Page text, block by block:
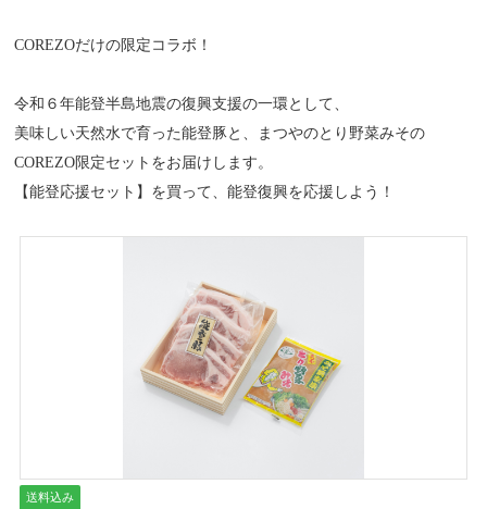
COREZOだけの限定コラボ！
令和６年能登半島地震の復興支援の一環として、
美味しい天然水で育った能登豚と、まつやのとり野菜みその
COREZO限定セットをお届けします。
【能登応援セット】を買って、能登復興を応援しよう！
送料込み